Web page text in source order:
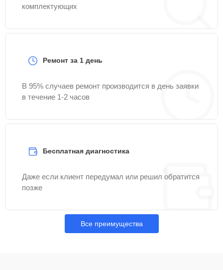
комплектующих
Ремонт за 1 день
В 95% случаев ремонт производится в день заявки
в течение 1-2 часов
Бесплатная диагностика
Даже если клиент передумал или решил обратится
позже
Все преимущества